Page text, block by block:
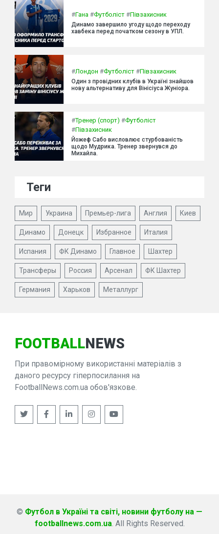
#Гана #Футболіст #Півзахисник
Динамо завершило угоду щодо переходу
хавбека перед початком сезону в УПЛ.
#Лондон #Футболіст #Півзахисник
Один з провідних клубів в Україні знайшов
нову альтернативу для Вінісіуса Жуніора.
#Тренер (спорт) #Футболіст
#Півзахисник
Йожеф Сабо висловлює стурбованість
щодо Мудрика. Тренер звернувся до
Михайла.
Теги
Мир Украина Премьер-лига Англия Киев
Динамо Донецк Избранное Италия
Испания ФК Динамо Главное Шахтер
Трансферы Россия Арсенал ФК Шахтер
Германия Харьков Металлург
FOOTBALLNEWS
При правомірному використанні матеріалів з
даного ресурсу гіперпосилання на
FootballNews.com.ua обов'язкове.
© Футбол в Україні та світі, новини футболу на —
footballnews.com.ua . All Rights Reserved.